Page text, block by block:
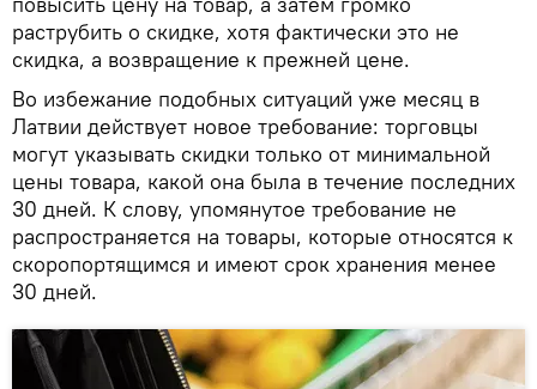
раструбить о скидке, хотя фактически это не
скидка, а возвращение к прежней цене.
Во избежание подобных ситуаций уже месяц в
Латвии действует новое требование: торговцы
могут указывать скидки только от минимальной
цены товара, какой она была в течение последних
30 дней. К слову, упомянутое требование не
распространяется на товары, которые относятся к
скоропортящимся и имеют срок хранения менее
30 дней.